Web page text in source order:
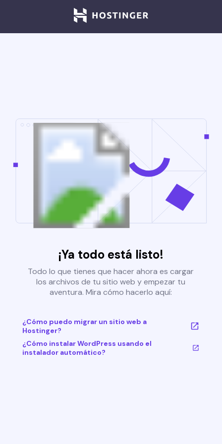
¡Ya todo está listo!
Todo lo que tienes que hacer ahora es cargar
los archivos de tu sitio web y empezar tu
aventura. Mira cómo hacerlo aquí:
¿Cómo puedo migrar un sitio web a
Hostinger?
¿Cómo instalar WordPress usando el
instalador automático?